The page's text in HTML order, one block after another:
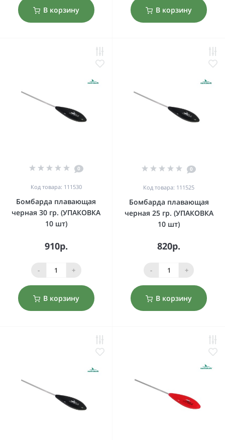
В корзину В корзину
0
Код товара: 111530
Бомбарда плавающая
черная 30 гр. (УПАКОВКА
10 шт)
910р.
- +
В корзину
0
Код товара: 111525
Бомбарда плавающая
черная 25 гр. (УПАКОВКА
10 шт)
820р.
- +
В корзину